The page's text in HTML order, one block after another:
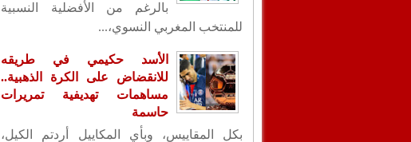
بالرغم من الأفضلية النسبية
للمنتخب المغربي النسوي،...
الأسد حكيمي في طريقه
للانقضاض على الكرة الذهبية..
مساهمات تهديفية تمريرات
حاسمة
بكل المقاييس، وبأي المكاييل أردتم الكيل،